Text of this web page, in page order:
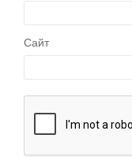
Сайт